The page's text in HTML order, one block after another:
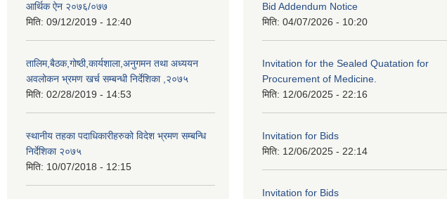
आर्थिक ऐन २०७६/०७७
मिति: 09/12/2019 - 12:40
तालिम,बैठक,गोष्ठी,कार्यशाला,अनुगमन तथा अध्ययन
अवलोकन भ्रमण खर्च सम्बन्धी निर्देशिका ,२०७५
मिति: 02/28/2019 - 14:53
स्थानीय तहका पदाधिकारीहरुको विदेश भ्रमण सम्बन्धि
निर्देशिका २०७५
मिति: 10/07/2018 - 12:15
Bid Addendum Notice
मिति: 04/07/2026 - 10:20
Invitation for the Sealed Quatation for
Procurement of Medicine.
मिति: 12/06/2025 - 22:16
Invitation for Bids
मिति: 12/06/2025 - 22:14
Invitation for Bids